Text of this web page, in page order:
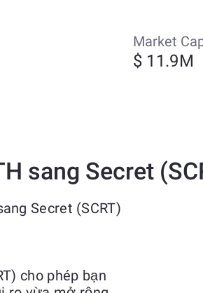
Market
$ 11.9M
sang Secret
Secret (SCRT)
cho phép bạn